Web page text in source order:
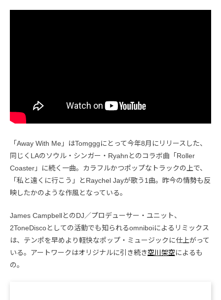
「Away With Me」はTomgggにとって今年8月にリリースした、
同じくLAのソウル・シンガー・Ryahnとのコラボ曲「Roller
Coaster」に続く一曲。カラフルかつポップなトラックの上で、
「私と遠くに行こう」とRaychel Jayが歌う1曲。昨今の情勢も反
映したかのような作風となっている。
James CampbellとのDJ／プロデューサー・ユニット、
2ToneDiscoとしての活動でも知られるomniboiによるリミックス
は、テンポを早めより軽快なポップ・ミュージックに仕上がって
いる。アートワークはオリジナルに引き続き空川架空によるも
の。